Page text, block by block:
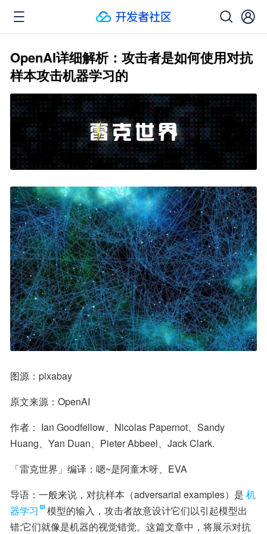
OpenAI详细解析：攻击者是如何使用对抗
样本攻击机器学习的
图源：pixabay
原文来源：OpenAI
作者： Ian Goodfellow、Nicolas Papernot、Sandy
Huang、Yan Duan、Pieter Abbeel、Jack Clark.
「雷克世界」编译：嗯~是阿童木呀、EVA
导语：一般来说，对抗样本（adversarial examples）是 机
器学习
模型的输入，攻击者故意设计它们以引起模型出
错;它们就像是机器的视觉错觉。这篇文章中，将展示对抗